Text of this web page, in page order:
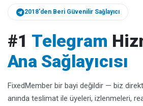
2018'den Beri Güvenilir Sağlayıcı
#1 Telegram
Ana Sağlayıcısı
FixedMember bir bayi değildir — biz
anında teslimat ile üyeleri, izlenmeleri,